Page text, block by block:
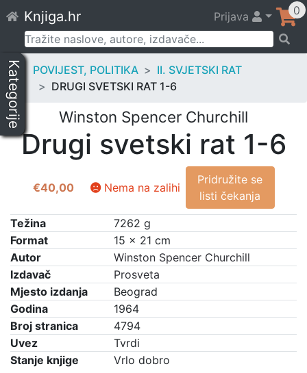
to
content
Knjiga.hr Prijava 0
Pretraži:
Kategorije POVIJEST, POLITIKA
II. SVJETSKI RAT
DRUGI SVETSKI RAT 1-6
Winston Spencer Churchill
Drugi svetski rat 1-6
€40,00 Nema na zalihi
Pridružite se
listi čekanja
Težina
7262 g
Format
15 × 21 cm
Autor
Winston Spencer Churchill
Izdavač
Prosveta
Mjesto izdanja
Beograd
Godina
1964
Broj stranica
4794
Uvez
Tvrdi
Stanje knjige
Vrlo dobro